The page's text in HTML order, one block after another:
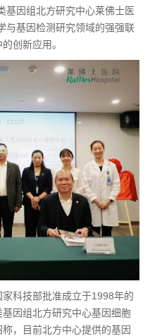
基因组北方研究中心莱佛士医
与基因检测研究领域的强强联
创新应用。
科技部批准成立于1998年的
因组北方研究中心基因细胞
，目前北方中心提供的基因